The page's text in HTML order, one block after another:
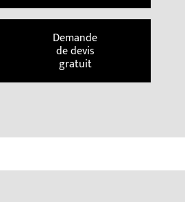
Demande
de devis
gratuit